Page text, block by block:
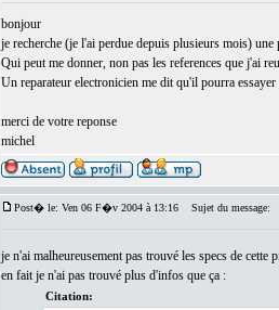
bonjour
je recherche (je l'ai perdue depuis plusieurs mois)
Qui peut me donner, non pas les references que j'ai
Un reparateur electronicien me dit qu'il pourra
merci de votre reponse
michel
Post� le: Ven 06 F�v 2004 à 13:16 Sujet du message:
je n'ai malheureusement pas trouvé les specs de cette
en fait je n'ai pas trouvé plus d'infos que ça :
Citation: